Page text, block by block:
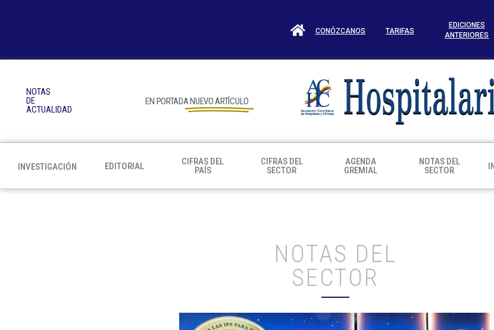
CONÓZCANOS TARIFAS
EDICIONES
ANTERIORES
NOTAS
DE
ACTUALIDAD
EN PORTADANUEVO ARTÍCULO
INVESTIGACIÓN EDITORIAL
CIFRAS DEL
PAÍS
CIFRAS DEL
SECTOR
AGENDA
GREMIAL
NOTAS DEL
SECTOR
NOTAS DEL
SECTOR